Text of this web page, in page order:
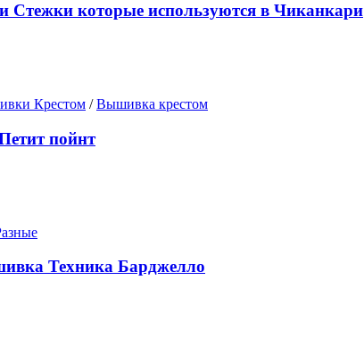
которые используются в Чиканкари
Крестом /Вышивка крестом
пойнт
Техника Барджелло